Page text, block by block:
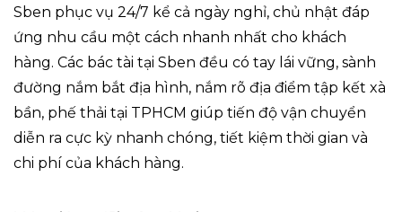
Sben phục vụ 24/7 kể cả ngày nghỉ, chủ nhật đáp
ứng nhu cầu một cách nhanh nhất cho khách
hàng. Các bác tài tại Sben đều có tay lái vững, sành
đường nắm bắt địa hình, nắm rõ địa điểm tập kết xà
bần, phế thải tại TPHCM giúp tiến độ vận chuyển
diễn ra cực kỳ nhanh chóng, tiết kiệm thời gian và
chi phí của khách hàng.